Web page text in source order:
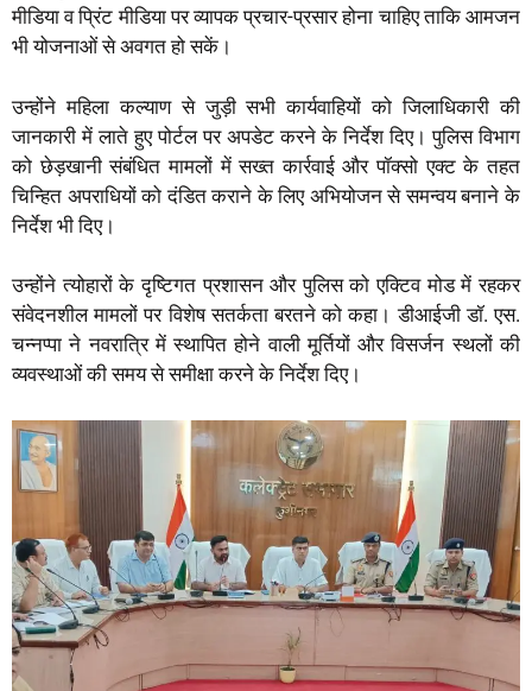
मीडिया व प्रिंट मीडिया पर व्यापक प्रचार-प्रसार होना चाहिए ताकि आमजन
भी योजनाओं से अवगत हो सकें।
उन्होंने महिला कल्याण से जुड़ी सभी कार्यवाहियों को जिलाधिकारी की
जानकारी में लाते हुए पोर्टल पर अपडेट करने के निर्देश दिए। पुलिस विभाग
को छेड़खानी संबंधित मामलों में सख्त कार्रवाई और पॉक्सो एक्ट के तहत
चिन्हित अपराधियों को दंडित कराने के लिए अभियोजन से समन्वय बनाने के
निर्देश भी दिए।
उन्होंने त्योहारों के दृष्टिगत प्रशासन और पुलिस को एक्टिव मोड में रहकर
संवेदनशील मामलों पर विशेष सतर्कता बरतने को कहा। डीआईजी डॉ. एस.
चन्नप्पा ने नवरात्रि में स्थापित होने वाली मूर्तियों और विसर्जन स्थलों की
व्यवस्थाओं की समय से समीक्षा करने के निर्देश दिए।